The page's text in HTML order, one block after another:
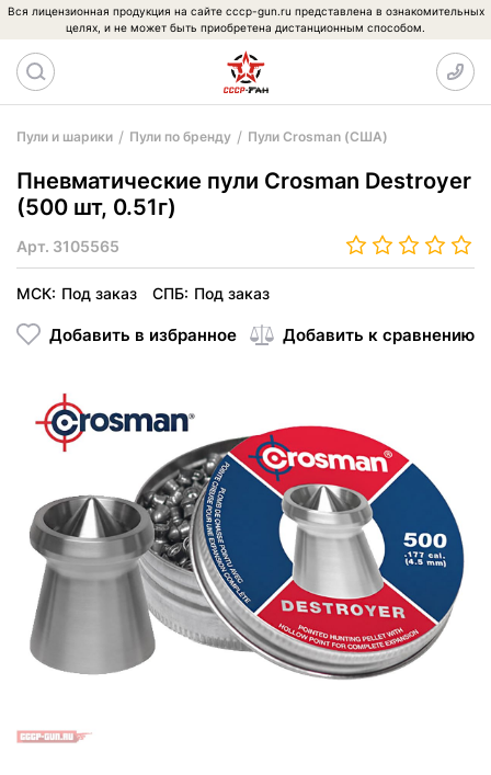
Вся лицензионная продукция на сайте cccp-gun.ru представлена в ознакомительных
целях, и не может быть приобретена дистанционным способом.
Пули и шарики Пули по бренду Пули Crosman (США)
Пневматические пули Crosman Destroyer
(500 шт, 0.51г)
Арт. 3105565
МСК: Под заказ СПБ: Под заказ
Добавить в избранное Добавить к сравнению